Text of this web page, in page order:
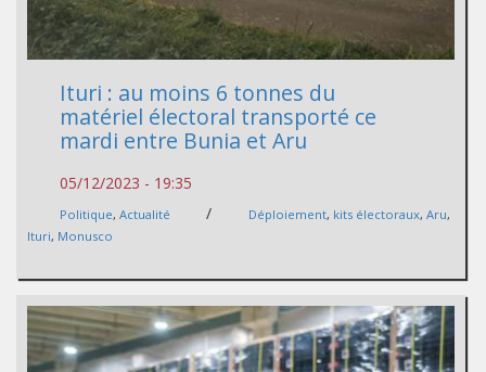
Ituri : au moins 6 tonnes du
matériel électoral transporté ce
mardi entre Bunia et Aru
05/12/2023 - 19:35
Politique, Actualité / Déploiement, kits électoraux, Aru,
Ituri, Monusco